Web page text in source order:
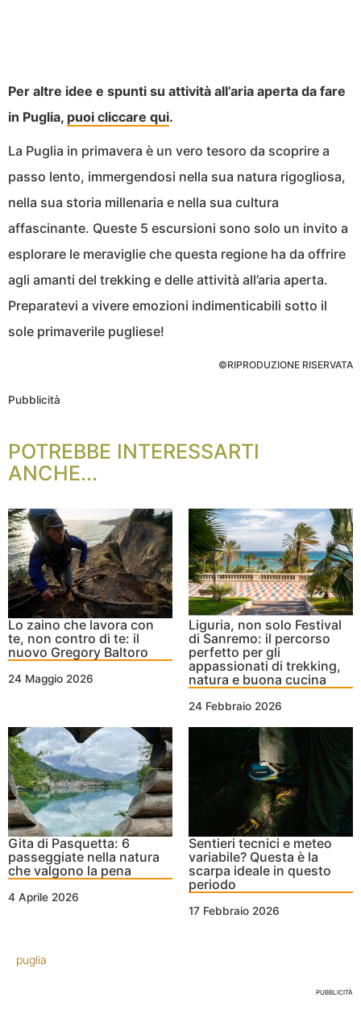
Per altre idee e spunti su attività all’aria aperta da fare
in Puglia, puoi cliccare qui.
La Puglia in primavera è un vero tesoro da scoprire a
passo lento, immergendosi nella sua natura rigogliosa,
nella sua storia millenaria e nella sua cultura
affascinante. Queste 5 escursioni sono solo un invito a
esplorare le meraviglie che questa regione ha da offrire
agli amanti del trekking e delle attività all’aria aperta.
Preparatevi a vivere emozioni indimenticabili sotto il
sole primaverile pugliese!
©RIPRODUZIONE RISERVATA
Pubblicità
POTREBBE INTERESSARTI
ANCHE...
Lo zaino che lavora con
te, non contro di te: il
nuovo Gregory Baltoro
24 Maggio 2026
Liguria, non solo Festival
di Sanremo: il percorso
perfetto per gli
appassionati di trekking,
natura e buona cucina
24 Febbraio 2026
Gita di Pasquetta: 6
passeggiate nella natura
che valgono la pena
4 Aprile 2026
Sentieri tecnici e meteo
variabile? Questa è la
scarpa ideale in questo
periodo
17 Febbraio 2026
puglia
PUBBLICITÀ